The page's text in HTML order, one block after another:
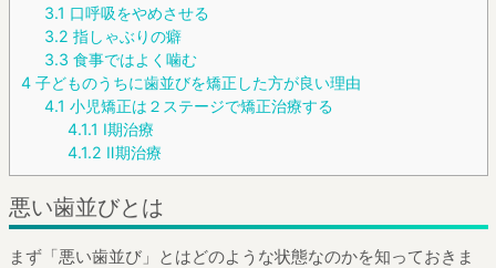
3.1 口呼吸をやめさせる
3.2 指しゃぶりの癖
3.3 食事ではよく噛む
4子どものうちに歯並びを矯正した方が良い理由
4.1 小児矯正は２ステージで矯正治療する
4.1.1 Ⅰ期治療
4.1.2 Ⅱ期治療
悪い歯並びとは
まず「悪い歯並び」とはどのような状態なのかを知っておきま